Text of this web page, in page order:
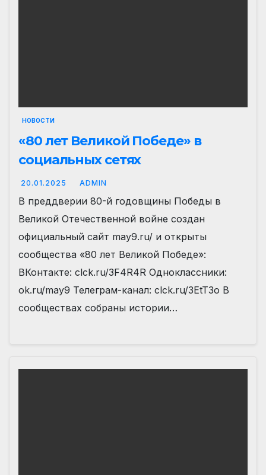
НОВОСТИ
«80 лет Великой Победе» в
социальных сетях
20.01.2025 ADMIN
В преддверии 80-й годовщины Победы в
Великой Отечественной войне создан
официальный сайт may9.ru/ и открыты
сообщества «80 лет Великой Победе»:
️ВКонтакте: clck.ru/3F4R4R ️Одноклассники:
ok.ru/may9 ️Телеграм-канал: clck.ru/3EtT3o В
сообществах собраны истории…